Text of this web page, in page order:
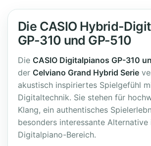
Die CASIO Hybrid-
GP-310 und GP-510
Die CASIO Digitalpianos GP-310
der Celviano Grand Hybrid Serie
akustisch inspiriertes Spielgefühl
Digitaltechnik. Sie stehen für
Klang, ein authentisches
besonders interessante Alternative
Digitalpiano-Bereich.